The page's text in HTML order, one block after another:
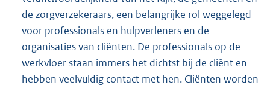
de zorgverzekeraars, een belangrijke rol weggelegd
voor professionals en hulpverleners en de
organisaties van cliënten. De professionals op de
werkvloer staan immers het dichtst bij de cliënt en
hebben veelvuldig contact met hen. Cliënten worden